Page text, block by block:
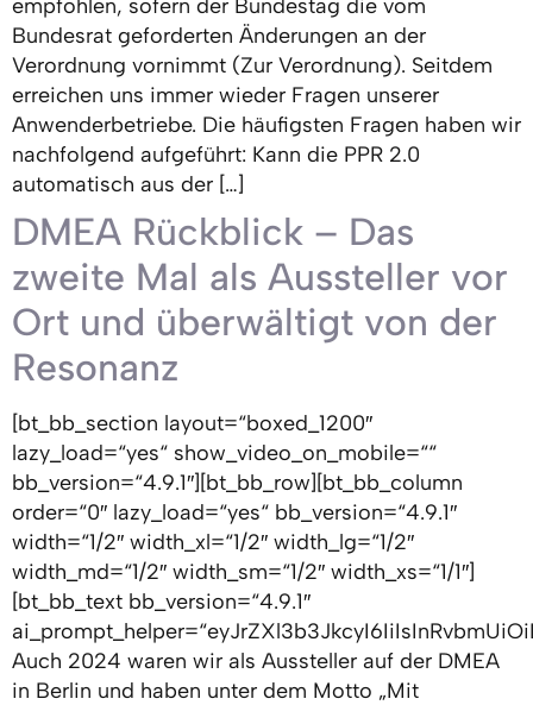
empfohlen, sofern der Bundestag die vom
Bundesrat geforderten Änderungen an der
Verordnung vornimmt (Zur Verordnung). Seitdem
erreichen uns immer wieder Fragen unserer
Anwenderbetriebe. Die häufigsten Fragen haben wir
nachfolgend aufgeführt: Kann die PPR 2.0
automatisch aus der […]
DMEA Rückblick – Das
zweite Mal als Aussteller vor
Ort und überwältigt von der
Resonanz
[bt_bb_section layout=“boxed_1200″
lazy_load=“yes“ show_video_on_mobile=““
bb_version=“4.9.1″][bt_bb_row][bt_bb_column
order=“0″ lazy_load=“yes“ bb_version=“4.9.1″
width=“1/2″ width_xl=“1/2″ width_lg=“1/2″
width_md=“1/2″ width_sm=“1/2″ width_xs=“1/1″]
[bt_bb_text bb_version=“4.9.1″
Auch 2024 waren wir als Aussteller auf der DMEA
in Berlin und haben unter dem Motto „Mit